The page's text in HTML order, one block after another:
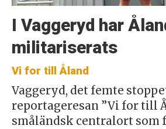
I Vaggeryd har
militariserats
Vi for till Åland
Vaggeryd, det femte
reportageresan ”Vi for till
småländsk centralort som